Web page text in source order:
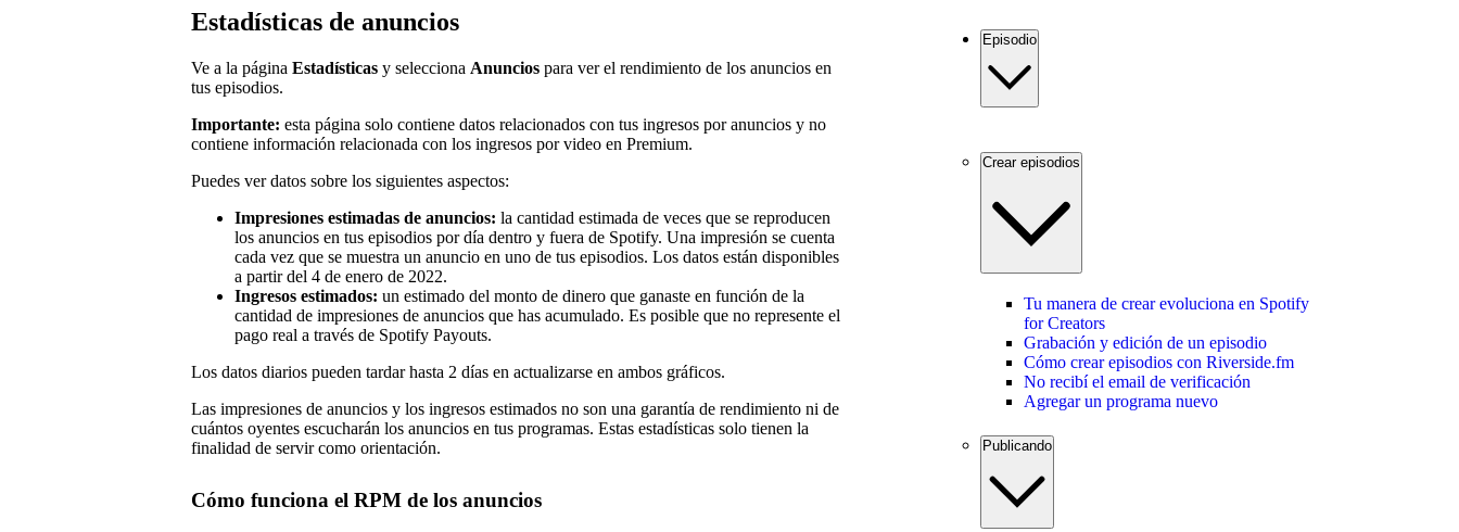
Estadísticas de anuncios
Ve a la página Estadísticas y selecciona Anuncios para ver el rendimiento de los anuncios en
tus episodios.
Importante: esta página solo contiene datos relacionados con tus ingresos por anuncios y no
contiene información relacionada con los ingresos por video en Premium.
Puedes ver datos sobre los siguientes aspectos:
Impresiones estimadas de anuncios: la cantidad estimada de veces que se reproducen
los anuncios en tus episodios por día dentro y fuera de Spotify. Una impresión se cuenta
cada vez que se muestra un anuncio en uno de tus episodios. Los datos están disponibles
a partir del 4 de enero de 2022.
Ingresos estimados: un estimado del monto de dinero que ganaste en función de la
cantidad de impresiones de anuncios que has acumulado. Es posible que no represente el
pago real a través de Spotify Payouts.
Los datos diarios pueden tardar hasta 2 días en actualizarse en ambos gráficos.
Las impresiones de anuncios y los ingresos estimados no son una garantía de rendimiento ni de
cuántos oyentes escucharán los anuncios en tus programas. Estas estadísticas solo tienen la
finalidad de servir como orientación.
Cómo funciona el RPM de los anuncios
Episodio
Crear episodios
Tu manera de crear evoluciona en Spotify
for Creators
Grabación y edición de un episodio
Cómo crear episodios con Riverside.fm
No recibí el email de verificación
Agregar un programa nuevo
Publicando